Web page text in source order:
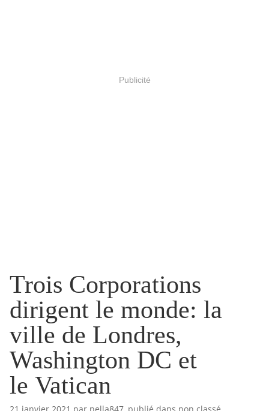
Publicité
Trois Corporations
dirigent le monde: la
ville de Londres,
Washington DC et
le Vatican
21 janvier 2021 par nella847, publié dans non classé